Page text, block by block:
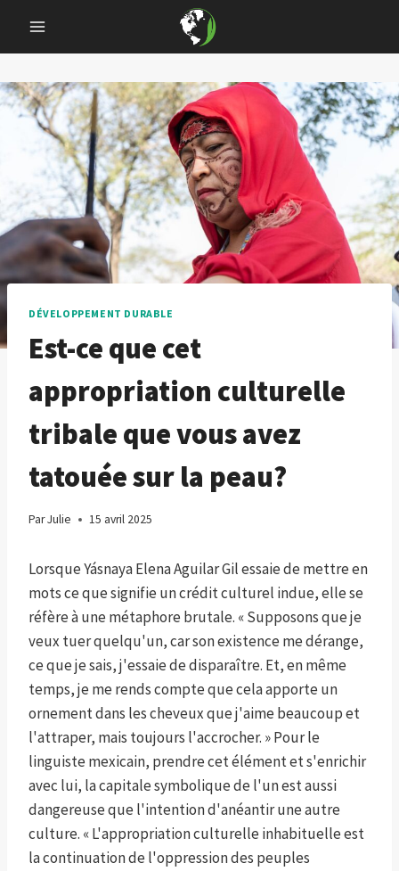
content
DÉVELOPPEMENT DURABLE
Est-ce que cet
appropriation culturelle
tribale que vous avez
tatouée sur la peau?
ParJulie 15 avril 2025
Lorsque Yásnaya Elena Aguilar Gil essaie de mettre en
mots ce que signifie un crédit culturel indue, elle se
réfère à une métaphore brutale. « Supposons que je
veux tuer quelqu'un, car son existence me dérange,
ce que je sais, j'essaie de disparaître. Et, en même
temps, je me rends compte que cela apporte un
ornement dans les cheveux que j'aime beaucoup et
l'attraper, mais toujours l'accrocher. » Pour le
linguiste mexicain, prendre cet élément et s'enrichir
avec lui, la capitale symbolique de l'un est aussi
dangereuse que l'intention d'anéantir une autre
culture. « L'appropriation culturelle inhabituelle est
la continuation de l'oppression des peuples